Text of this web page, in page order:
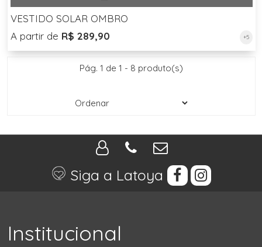
VESTIDO SOLAR OMBRO
A partir de R$ 289,90 +5
Pág. 1 de 1 - 8 produto(s)
Siga a Latoya
Institucional